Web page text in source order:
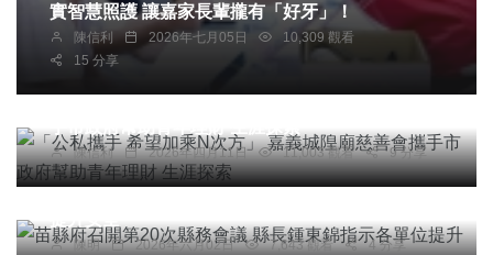
實智慧照護 讓嘉家長輩攏有「好牙」！
陳信利 2026年七月05日
10,309 觀看
15 分享
綜合新聞
「公私攜手 希望加乘N次方」 嘉義城隍廟慈善會攜
陳信利 2026年四月11日 11,003 觀看 9 分享
農業 健康 旅遊 文教
苗縣府召開第20次縣務會議 縣長鍾東錦指示各單位
陳明 2026年六月02日 7,643 觀看 4 分享
綜合新聞 文教